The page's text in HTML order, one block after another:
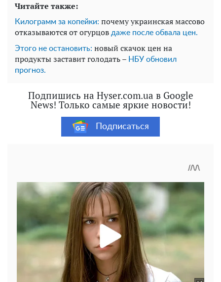
Читайте также:
Килограмм за копейки: почему украинская массово
отказываются от огурцов даже после обвала цен.
Этого не остановить: новый скачок цен на
продукты заставит голодать – НБУ обновил
прогноз.
Подпишись на Hyser.com.ua в Google
News! Только самые яркие новости!
Подписаться